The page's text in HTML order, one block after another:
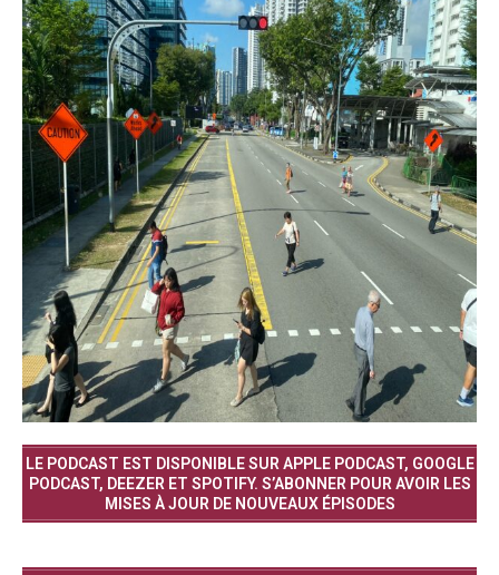
LE PODCAST EST DISPONIBLE SUR APPLE PODCAST, GOOGLE
PODCAST, DEEZER ET SPOTIFY. S’ABONNER POUR AVOIR LES
MISES À JOUR DE NOUVEAUX ÉPISODES